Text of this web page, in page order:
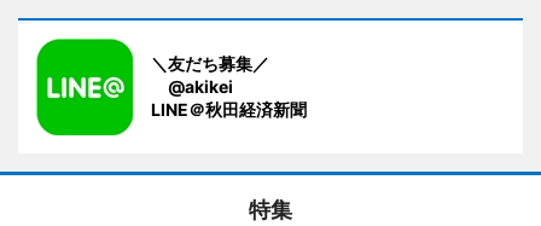
＼友だち募集／
@akikei
LINE＠秋田経済新聞
特集